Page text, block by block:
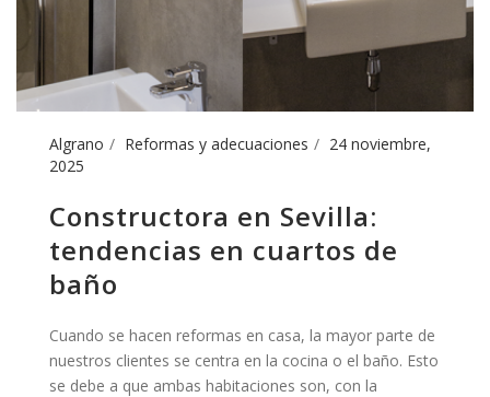
Algrano Reformas y adecuaciones
24 noviembre,
2025
Constructora en Sevilla:
tendencias en cuartos de
baño
Cuando se hacen reformas en casa, la mayor parte de
nuestros clientes se centra en la cocina o el baño. Esto
se debe a que ambas habitaciones son, con la